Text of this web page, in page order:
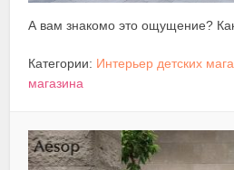
А вам знакомо это ощущение?
Категории: Интерьер детских
магазина